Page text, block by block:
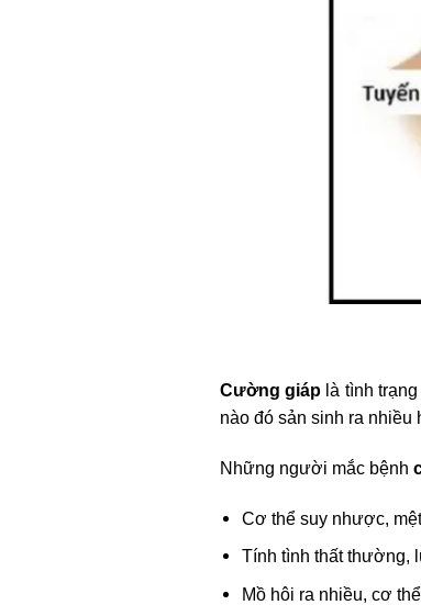
Cường giáplà tình trạng
nào đó sản sinh ra
Những người mắc bệnh
Cơ thể suy nhược,
Tính tình thất thường,
Mồ hôi ra nhiều, cơ